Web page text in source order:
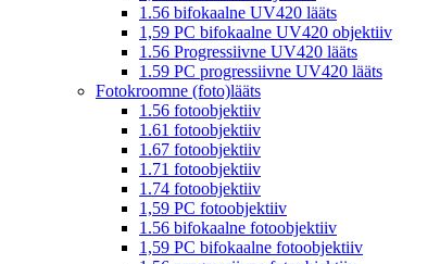
1.56 bifokaalne UV420 lääts
1,59 PC bifokaalne UV420 objektiiv
1.56 Progressiivne UV420 lääts
1.59 PC progressiivne UV420 lääts
Fotokroomne (foto)lääts
1.56 fotoobjektiiv
1.61 fotoobjektiiv
1.67 fotoobjektiiv
1.71 fotoobjektiiv
1.74 fotoobjektiiv
1,59 PC fotoobjektiiv
1.56 bifokaalne fotoobjektiiv
1,59 PC bifokaalne fotoobjektiiv